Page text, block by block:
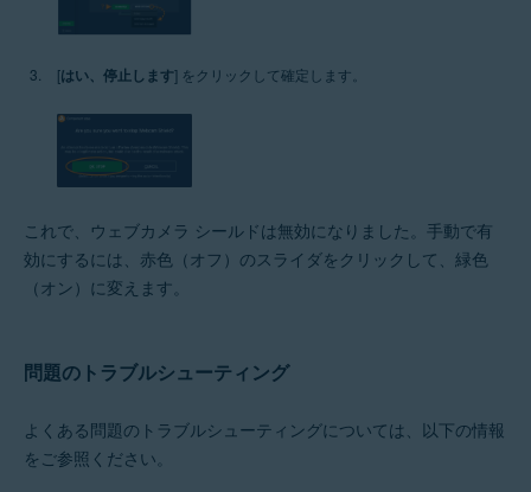
[はい、停止します] をクリックして確定します。
これで、ウェブカメラ シールドは無効になりました。手動で有
効にするには、赤色（オフ）のスライダをクリックして、緑色
（オン）に変えます。
問題のトラブルシューティング
よくある問題のトラブルシューティングについては、以下の情報
をご参照ください。